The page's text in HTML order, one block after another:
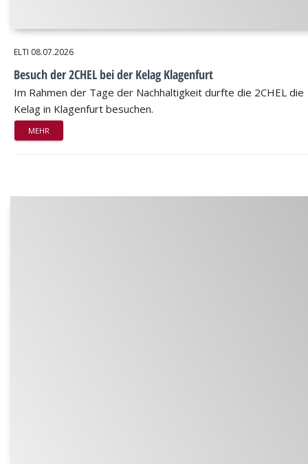
ELTI 08.07.2026
Besuch der 2CHEL bei der Kelag Klagenfurt
Im Rahmen der Tage der Nachhaltigkeit durfte die 2CHEL die
Kelag in Klagenfurt besuchen.
MEHR